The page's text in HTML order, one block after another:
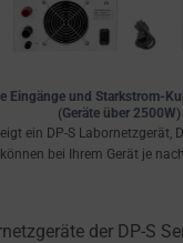
Eingänge und Starkstrom-
(Geräte über 2500W)
ein DP-S Labornetzgerät,
bei Ihrem Gerät je
der DP-S